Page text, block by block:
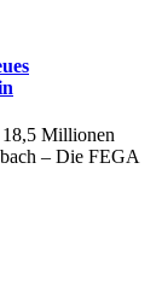
Millionen
– Die FEGA